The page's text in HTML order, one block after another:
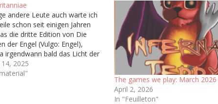
andere Leute auch warte ich
schon seit einigen Jahren
die dritte Edition von Die
der Engel (Vulgo: Engel),
irgendwann bald das Licht der
soll. Hoffentlich. Immerhin
ja schon ein Playtest-
2025
The games we play: March 2026
April 2, 2026
In "Feuilleton"